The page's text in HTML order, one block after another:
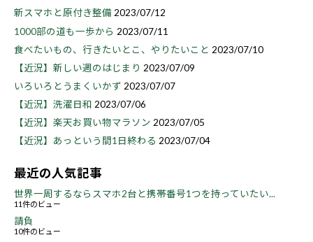
新スマホと原付き整備2023/07/12
1000部の道も一歩から 2023/07/11
食べたいもの、行きたいとこ、やりたいこと 2023/07/10
【近況】新しい週のはじまり 2023/07/09
いろいろとうまくいかず 2023/07/07
【近況】洗濯日和 2023/07/06
【近況】楽天お買い物マラソン 2023/07/05
【近況】あっという間1日終わる 2023/07/04
最近の人気記事
世界一周するならスマホ2台と携帯番号1つを持っていたい...
11件のビュー
請負
10件のビュー